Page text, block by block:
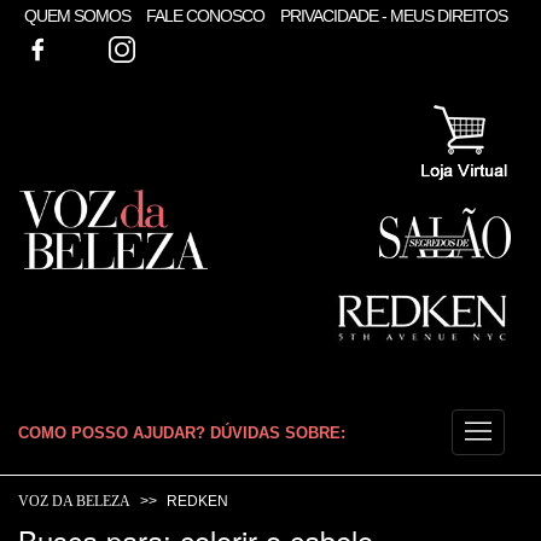
QUEM SOMOS FALE CONOSCO
PRIVACIDADE - MEUS DIREITOS
FACEBOOK
TWITTER
COMO POSSO AJUDAR? DÚVIDAS SOBRE:
VOZ DA BELEZA REDKEN